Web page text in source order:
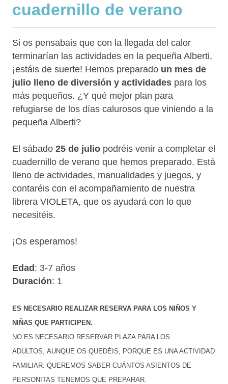
cuadernillo de verano
Si os pensabais que con la llegada del calor
terminarían las actividades en la pequeña Alberti,
¡estáis de suerte! Hemos preparado un mes de
julio lleno de diversión y actividades para los
más pequeños. ¿Y qué mejor plan para
refugiarse de los días calurosos que viniendo a la
pequeña Alberti?
El sábado 25 de julio podréis venir a completar el
cuadernillo de verano que hemos preparado. Está
lleno de actividades, manualidades y juegos, y
contaréis con el acompañamiento de nuestra
librera VIOLETA, que os ayudará con lo que
necesitéis.
¡Os esperamos!
Edad : 3-7 años
Duración: 1
ES NECESARIO REALIZAR RESERVA PARA LOS NIÑOS Y
NIÑAS QUE PARTICIPEN.
NO ES NECESARIO RESERVAR PLAZA PARA LOS
ADULTOS, AUNQUE OS QUEDÉIS, PORQUE ES UNA ACTIVIDAD
FAMILIAR. QUEREMOS SABER CUÁNTOS ASIENTOS DE
PERSONITAS TENEMOS QUE PREPARAR.